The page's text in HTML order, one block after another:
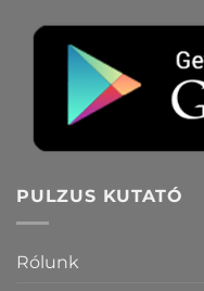
PULZUS KUTATÓ
Rólunk